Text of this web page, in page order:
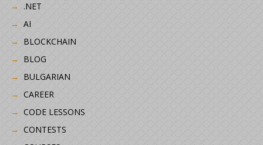
.NET
AI
BLOCKCHAIN
BLOG
BULGARIAN
CAREER
CODE LESSONS
CONTESTS